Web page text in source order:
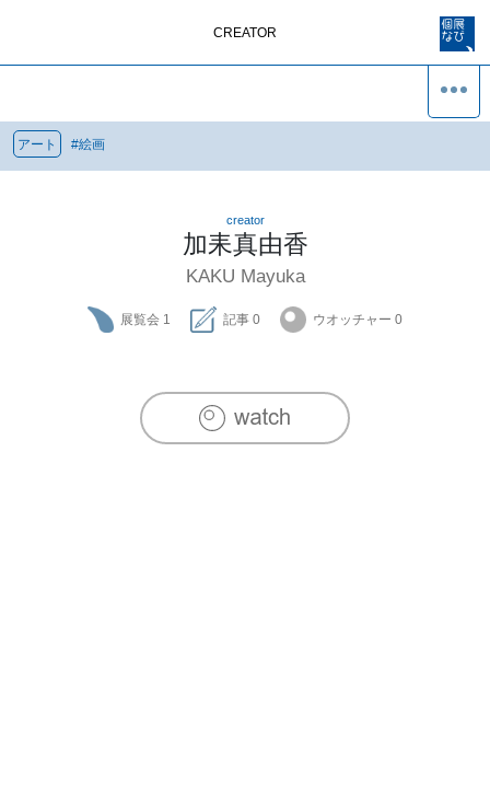
CREATOR
アート #絵画
creator
加耒真由香
KAKU Mayuka
展覧会 1 記事 0 ウオッチャー 0